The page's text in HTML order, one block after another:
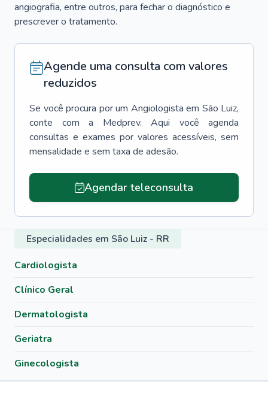
angiografia, entre outros, para fechar o diagnóstico e
prescrever o tratamento.
Agende uma consulta com valores
reduzidos
Se você procura por um Angiologista em São Luiz,
conte com a Medprev. Aqui você agenda
consultas e exames por valores acessíveis, sem
mensalidade e sem taxa de adesão.
Agendar teleconsulta
Especialidades em São Luiz - RR
Cardiologista
Clínico Geral
Dermatologista
Geriatra
Ginecologista